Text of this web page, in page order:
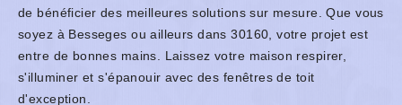
de bénéficier des meilleures solutions sur mesure. Que vous
soyez à Besseges ou ailleurs dans 30160, votre projet est
entre de bonnes mains. Laissez votre maison respirer,
s'illuminer et s'épanouir avec des fenêtres de toit
d'exception.